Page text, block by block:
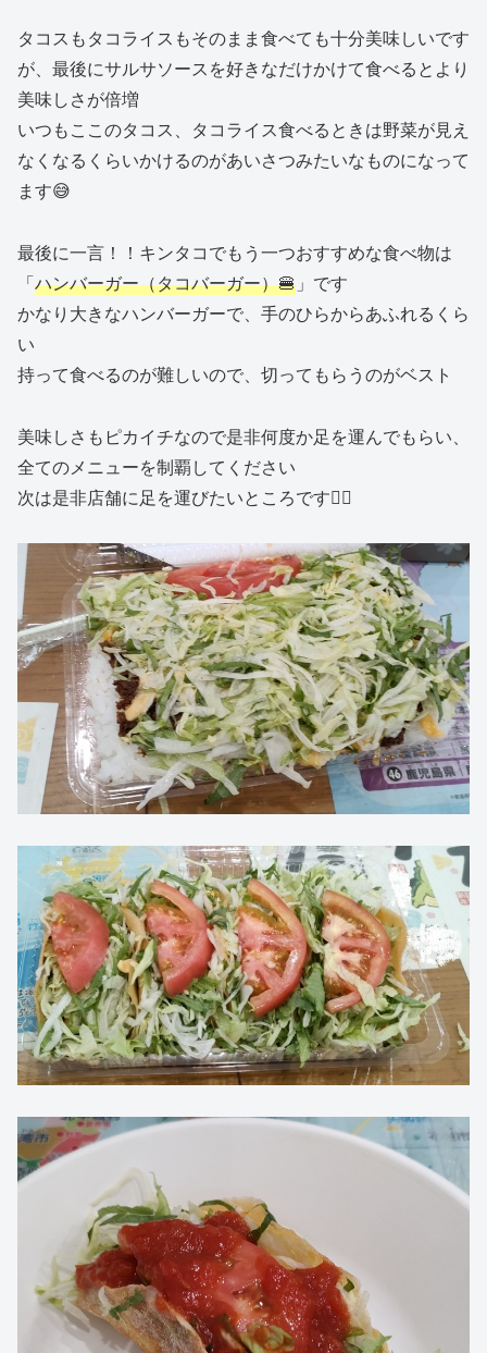
タコスもタコライスもそのまま食べても十分美味しいです
が、最後にサルサソースを好きなだけかけて食べるとより
美味しさが倍増
いつもここのタコス、タコライス食べるときは野菜が見え
なくなるくらいかけるのがあいさつみたいなものになって
ます😅
最後に一言！！キンタコでもう一つおすすめな食べ物は
「ハンバーガー（タコバーガー）🍔 」です
かなり大きなハンバーガーで、手のひらからあふれるくら
い
持って食べるのが難しいので、切ってもらうのがベスト
美味しさもピカイチなので是非何度か足を運んでもらい、
全てのメニューを制覇してください
次は是非店舗に足を運びたいところです🚶‍♂️